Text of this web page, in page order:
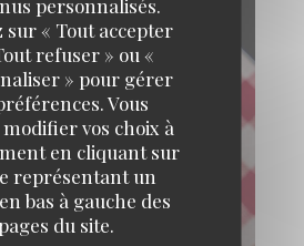
personnalisés.
sur « Tout accepter
refuser » ou «
» pour gérer
Vous
vos choix à
en cliquant sur
représentant un
bas à gauche des
pages du site.
AUX CREVETTES